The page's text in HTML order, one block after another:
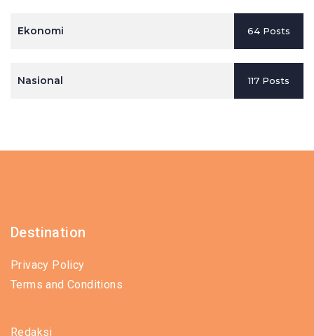
Ekonomi 64 Posts
Nasional 117 Posts
Destination
Privacy Policy
Terms and Conditions
Redaksi